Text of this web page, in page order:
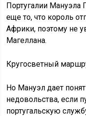
Португалии Мануэла
еще то, что король
Африки, поэтому не
Магеллана.
Кругосветный
Но Мануэл дает
недовольства, если
португальскую